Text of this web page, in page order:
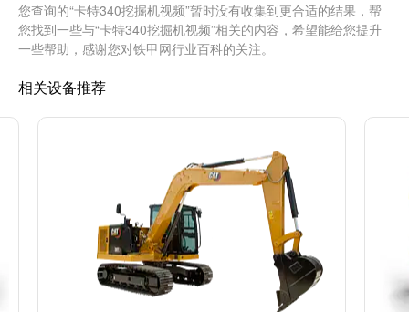
您查询的“卡特340挖掘机视频”暂时没有收集到更合适的结果，帮
您找到一些与“卡特340挖掘机视频”相关的内容，希望能给您提升
一些帮助，感谢您对铁甲网行业百科的关注。
相关设备推荐